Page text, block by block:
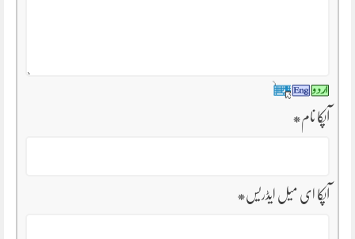
آپکا نام*
آپکا ای میل ایڈریس*